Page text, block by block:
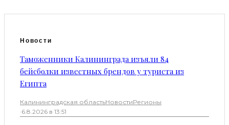
Новости
Таможенники Калининграда изъяли 84
бейсболки известных брендов у туриста из
Египта
Калининградская областьНовостиРегионы
·6.8.2026 в 13:51